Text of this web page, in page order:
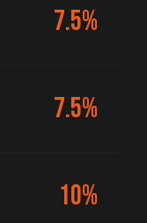
7.5%
7.5%
10%